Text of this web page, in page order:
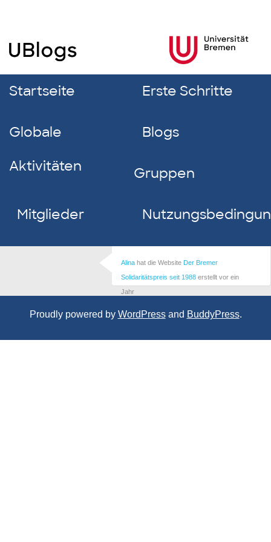
Startseite Erste Schritte
Globale
Aktivitäten
Blogs
Gruppen
Mitglieder
Alina hat die Website Der Bremer
Solidaritätspreis seit 1988 erstellt vor ein
Jahr
Proudly powered by WordPressand BuddyPress.